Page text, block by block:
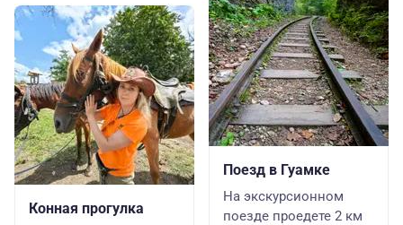
Конная прогулка
Поезд в Гуамке
На экскурсионном
поезде проедете 2 км